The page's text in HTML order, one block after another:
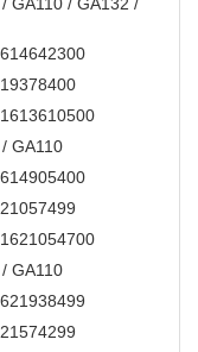
GA110 / GA132 /
/ GA110
/ GA110